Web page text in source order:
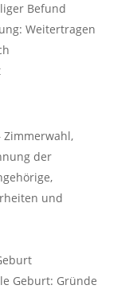
Befund
Weitertragen
Zimmerwahl,
der
und
Geburt: Gründe